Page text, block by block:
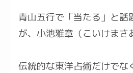
青山五行で「当たる」と話
が、小池雅章（こいけまさ
伝統的な東洋占術だけでな